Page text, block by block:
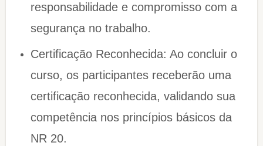
responsabilidade e compromisso com a
segurança no trabalho.
Certificação Reconhecida: Ao concluir o
curso, os participantes receberão uma
certificação reconhecida, validando sua
competência nos princípios básicos da
NR 20.